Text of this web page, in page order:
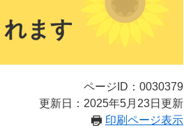
ます
ページID：0030379
更新日：2025年5月23日更新
印刷ページ表示